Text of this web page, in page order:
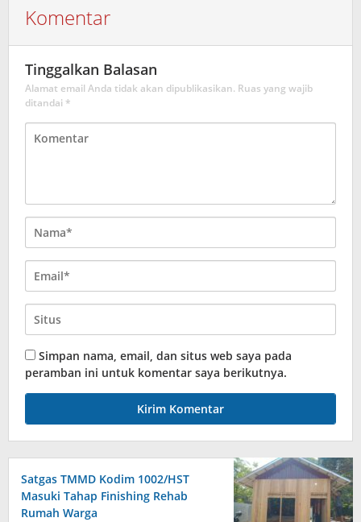
Komentar
Tinggalkan Balasan
Alamat email Anda tidak akan dipublikasikan. Ruas yang wajib
ditandai *
Simpan nama, email, dan situs web saya pada
peramban ini untuk komentar saya berikutnya.
Satgas TMMD Kodim 1002/HST
Masuki Tahap Finishing Rehab
Rumah Warga